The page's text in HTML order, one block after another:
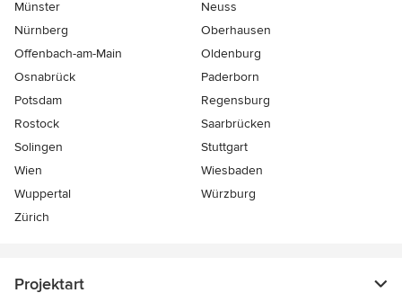
Münster
Neuss
Nürnberg
Oberhausen
Offenbach-am-Main
Oldenburg
Osnabrück
Paderborn
Potsdam
Regensburg
Rostock
Saarbrücken
Solingen
Stuttgart
Wien
Wiesbaden
Wuppertal
Würzburg
Zürich
Projektart